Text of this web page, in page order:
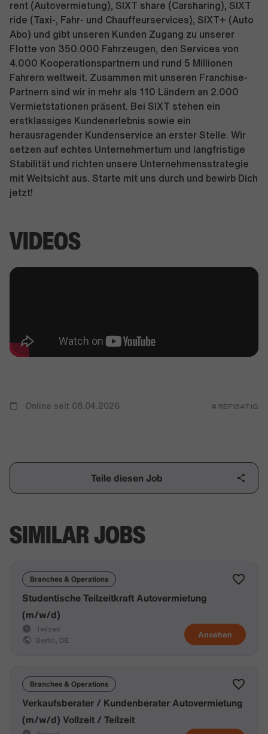
rent (Autovermietung), SIXT share (Carsharing), SIXT
ride (Taxi-, Fahr- und Chauffeurservices), SIXT+ (Auto
Abo) und gibt unseren Kunden Zugang zu unserer
Flotte von 350.000 Fahrzeugen, den Services von
4.000 Kooperationspartnern und rund 5 Millionen
Fahrern weltweit. Zusammen mit unseren Franchise-
Partnern sind wir in mehr als 110 Ländern an 2.000
Vermietstationen präsent. Bei SIXT stehen ein
erstklassiges Kundenerlebnis sowie ein
herausragender Kundenservice an erster Stelle. Wir
setzen auf echtes Unternehmertum und langfristige
Stabilität und richten unsere Unternehmensstrategie
mit Weitsicht aus. Starte mit uns durch und bewirb Dich
jetzt!
VIDEOS
Online seit 08.04.2026 # REF16471G
Teile diesen Job
SIMILAR JOBS
Branches & Operations
Ansehen
Studentische Teilzeitkraft Autovermietung
(m/w/d)
Teilzeit
Berlin, DE
Branches & Operations
Verkaufsberater / Kundenberater Autovermietung
(m/w/d) Vollzeit / Teilzeit